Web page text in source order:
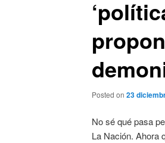
Posted on 23
No sé qué pasa
La Nación. Ahora